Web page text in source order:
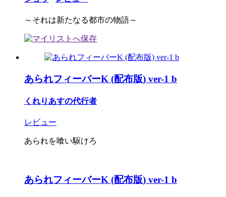
～それは新たなる都市の物語～
あられフィーバーK (配布版) ver-1 b
くれりあすの代行者
レビュー
あられを喰い駆けろ
あられフィーバーK (配布版) ver-1 b